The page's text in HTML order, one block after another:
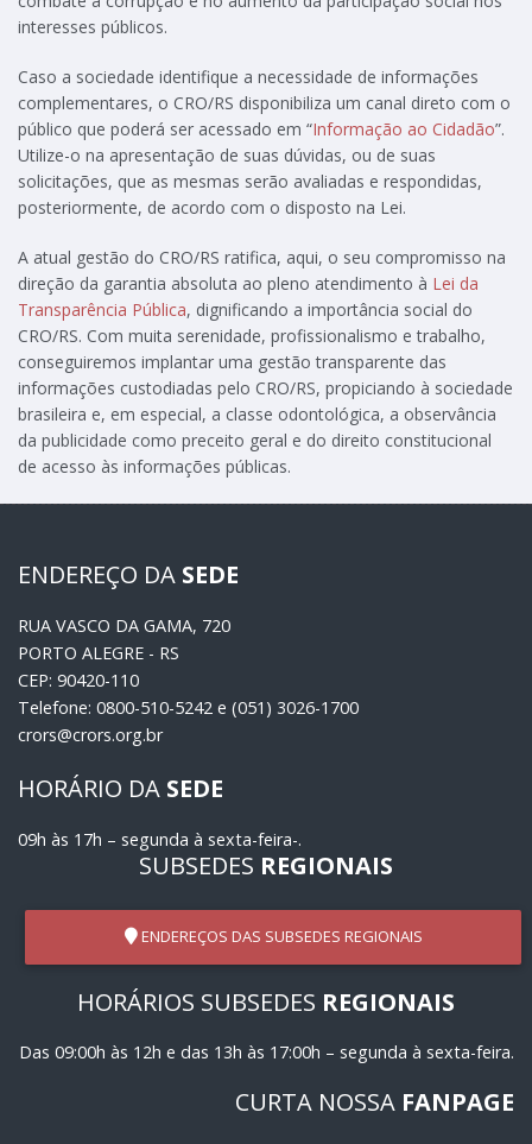
interesses públicos.
Caso a sociedade identifique a necessidade de informações
complementares, o CRO/RS disponibiliza um canal direto com o
público que poderá ser acessado em “Informação ao Cidadão”.
Utilize-o na apresentação de suas dúvidas, ou de suas
solicitações, que as mesmas serão avaliadas e respondidas,
posteriormente, de acordo com o disposto na Lei.
A atual gestão do CRO/RS ratifica, aqui, o seu compromisso na
direção da garantia absoluta ao pleno atendimento à Lei da
Transparência Pública, dignificando a importância social do
CRO/RS. Com muita serenidade, profissionalismo e trabalho,
conseguiremos implantar uma gestão transparente das
informações custodiadas pelo CRO/RS, propiciando à sociedade
brasileira e, em especial, a classe odontológica, a observância
da publicidade como preceito geral e do direito constitucional
de acesso às informações públicas.
ENDEREÇO DA SEDE
RUA VASCO DA GAMA, 720
PORTO ALEGRE - RS
CEP: 90420-110
Telefone: 0800-510-5242 e (051) 3026-1700
crors@crors.org.br
HORÁRIO DA SEDE
09h às 17h – segunda à sexta-feira-.
SUBSEDES REGIONAIS
ENDEREÇOS DAS SUBSEDES REGIONAIS
HORÁRIOS SUBSEDES REGIONAIS
Das 09:00h às 12h e das 13h às 17:00h – segunda à sexta-feira.
CURTA NOSSA FANPAGE